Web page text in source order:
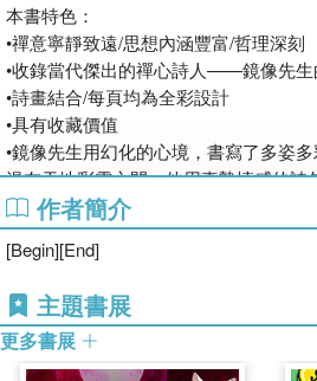
本書特色：
•禪意寧靜致遠/思想內涵豐富/哲理深刻
•收錄當代傑出的禪心詩人——鏡像先生
•詩畫結合/每頁均為全彩設計
•具有收藏價值
•鏡像先生用幻化的心境，書寫了多姿
漫在天地彩雲之間。他用真摯情感的詩
鳴，感動了無數人的心房。
•詩集內的詩歌，在網絡平台配有視頻
YouTube頻道及臉書）。
《鏡花緣》
作者簡介
[Begin][End]
主題書展
更多書展